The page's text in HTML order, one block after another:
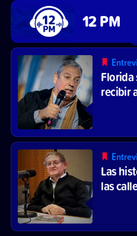
12 PM
Florida
recibir
Las
las